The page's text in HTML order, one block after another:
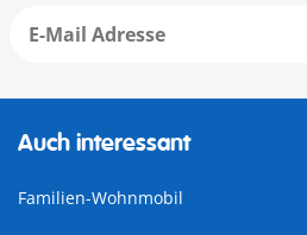
Auch interessant
Familien-Wohnmobil